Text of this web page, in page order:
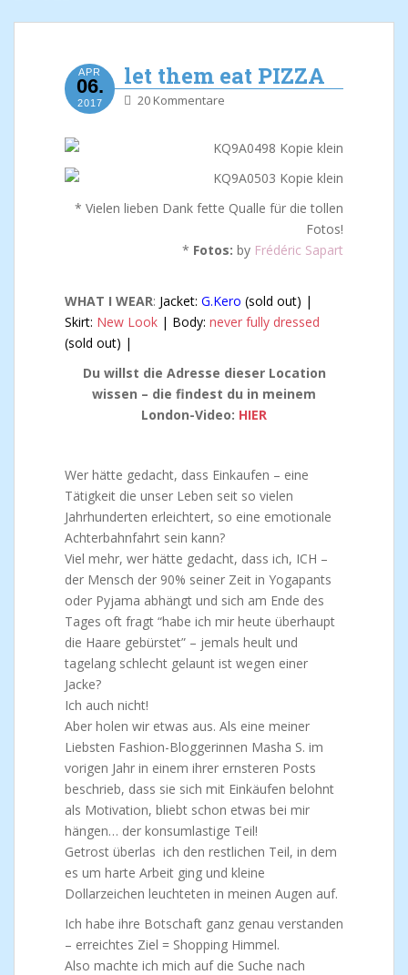
APR
06.
2017
let them eat PIZZA
20 Kommentare
* Vielen lieben Dank fette Qualle für die tollen
Fotos!
* Fotos: by Frédéric Sapart
WHAT I WEAR: Jacket: G.Kero (sold out) |
Skirt: New Look | Body: never fully dressed
(sold out) |
Du willst die Adresse dieser Location
wissen – die findest du in meinem
London-Video: HIER
Wer hätte gedacht, dass Einkaufen – eine
Tätigkeit die unser Leben seit so vielen
Jahrhunderten erleichtert, so eine emotionale
Achterbahnfahrt sein kann?
Viel mehr, wer hätte gedacht, dass ich, ICH –
der Mensch der 90% seiner Zeit in Yogapants
oder Pyjama abhängt und sich am Ende des
Tages oft fragt “habe ich mir heute überhaupt
die Haare gebürstet” – jemals heult und
tagelang schlecht gelaunt ist wegen einer
Jacke?
Ich auch nicht!
Aber holen wir etwas aus. Als eine meiner
Liebsten Fashion-Bloggerinnen Masha S. im
vorigen Jahr in einem ihrer ernsteren Posts
beschrieb, dass sie sich mit Einkäufen belohnt
als Motivation, bliebt schon etwas bei mir
hängen… der konsumlastige Teil!
Getrost überlas ich den restlichen Teil, in dem
es um harte Arbeit ging und kleine
Dollarzeichen leuchteten in meinen Augen auf.
Ich habe ihre Botschaft ganz genau verstanden
– erreichtes Ziel = Shopping Himmel.
Also machte ich mich auf die Suche nach